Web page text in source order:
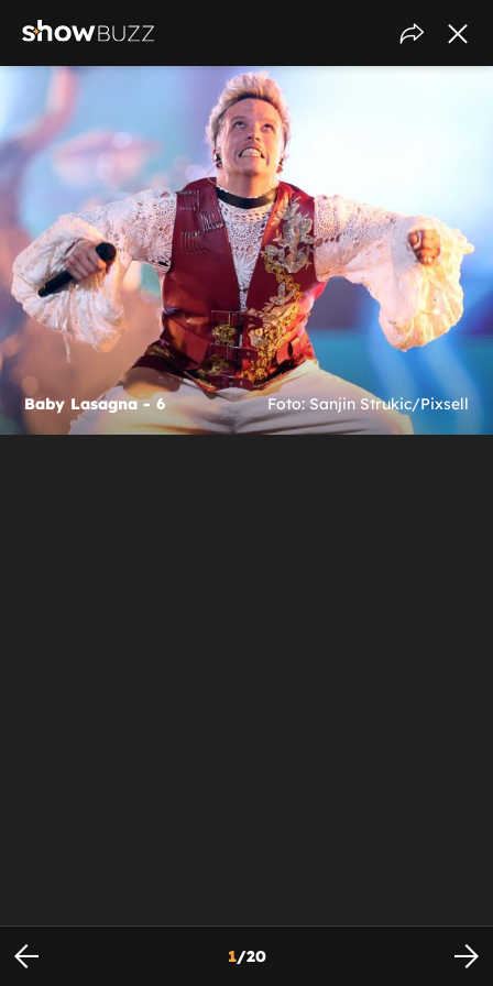
Baby Lasagna - 6 Foto: Sanjin Strukic/Pixsell
1/20